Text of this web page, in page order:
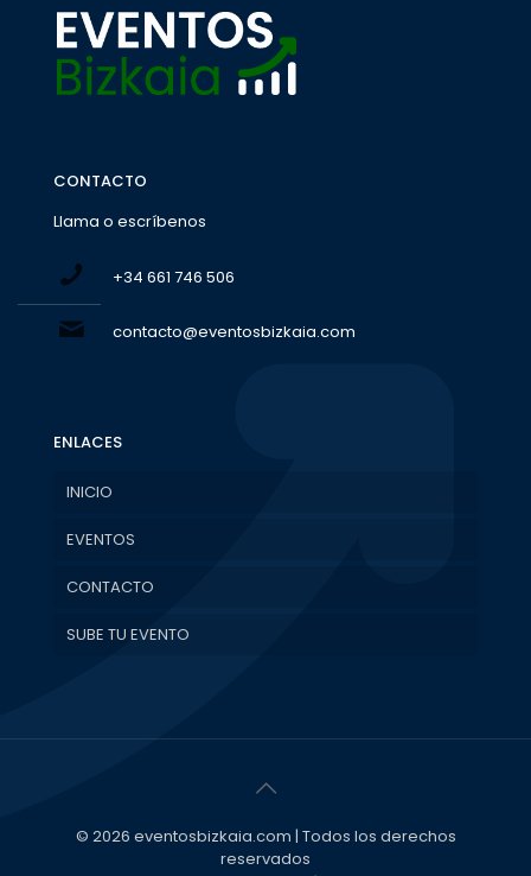
CONTACTO
Llama o escríbenos
+34 661 746 506
contacto@eventosbizkaia.com
ENLACES
INICIO
EVENTOS
CONTACTO
SUBE TU EVENTO
© 2026 eventosbizkaia.com | Todos los derechos
reservados